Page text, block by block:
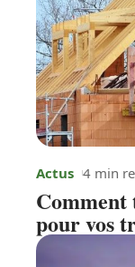
Actus 4 min
Comment
pour vos